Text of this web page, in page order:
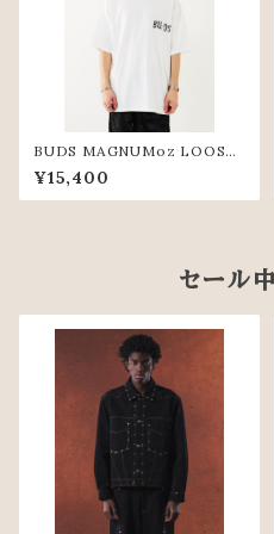
BUDS MAGNUMoz LOOSE
TEE(WHT)
¥15,400
セール